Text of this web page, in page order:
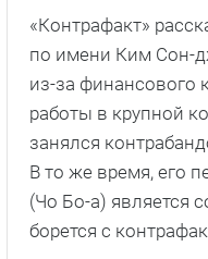
«Контрафакт»
по имени Ким Сон-
из-за финансового
работы в крупной
занялся
В то же время, его
(Чо Бо-а) является
борется с